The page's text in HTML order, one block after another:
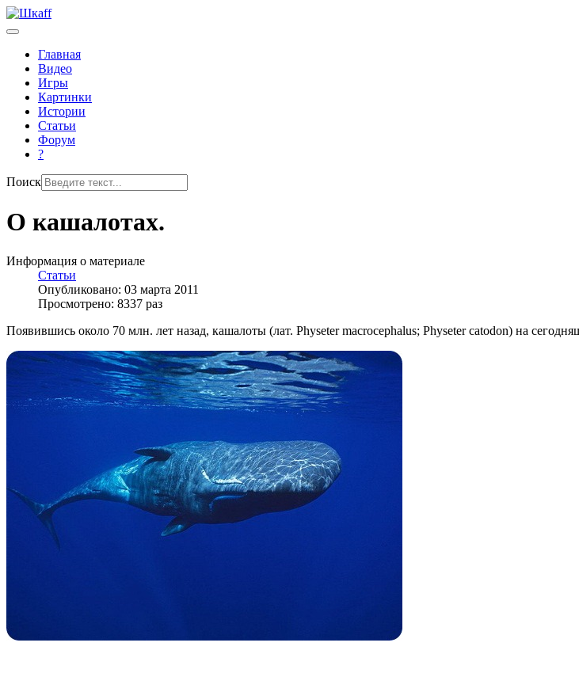
Главная
Видео
Игры
Картинки
Истории
Статьи
Форум
?
Поиск
О кашалотах.
Информация о материале
Статьи
Опубликовано: 03 марта 2011
Просмотрено: 8337 раз
Появившись около 70 млн. лет назад, кашалоты (лат. Physeter macrocephalus; Physeter catodon) на